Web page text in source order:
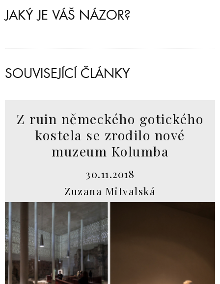
JAKÝ JE VÁŠ NÁZOR?
SOUVISEJÍCÍ ČLÁNKY
Z ruin německého gotického
kostela se zrodilo nové
muzeum Kolumba
30.11.2018
Zuzana Mitvalská